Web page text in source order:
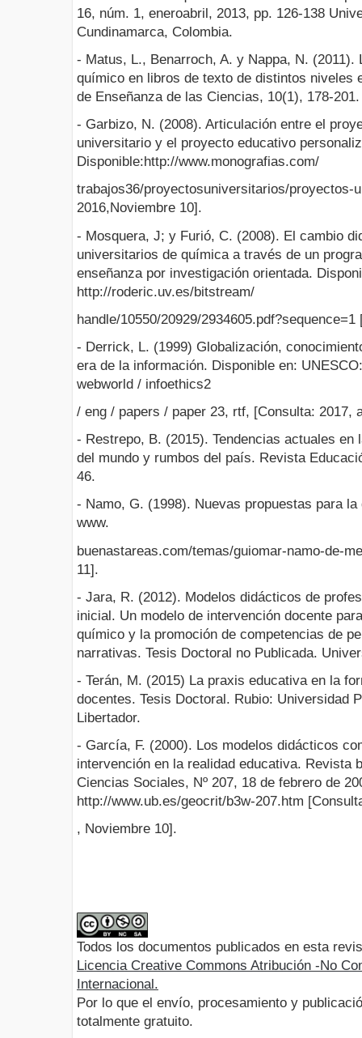
16, núm. 1, eneroabril, 2013, pp. 126-138
Cundinamarca, Colombia.
- Matus, L., Benarroch, A. y Nappa, N. (2011).
químico en libros de texto de distintos niveles
de Enseñanza de las Ciencias, 10(1), 178-201.
- Garbizo, N. (2008). Articulación entre el
universitario y el proyecto educativo
Disponible:http://www.monografias.com/
trabajos36/proyectosuniversitarios/proyectos-
2016,Noviembre 10].
- Mosquera, J; y Furió, C. (2008). El cambio
universitarios de química a través de un
enseñanza por investigación orientada.
http://roderic.uv.es/bitstream/
handle/10550/20929/
- Derrick, L. (1999) Globalización,
era de la información. Disponible en:
webworld / infoethics2
/ eng / papers / paper 23, rtf, [Consulta: 2017,
- Restrepo, B. (2015). Tendencias actuales en
del mundo y rumbos del país. Revista
46.
- Namo, G. (1998). Nuevas propuestas para
www.
buenastareas.com/temas/guiomar-namo-de-
11].
- Jara, R. (2012). Modelos didácticos de
inicial. Un modelo de intervención docente
químico y la promoción de competencias de
narrativas. Tesis Doctoral no Publicada.
- Terán, M. (2015) La praxis educativa en la
docentes. Tesis Doctoral. Rubio: Universidad
Libertador.
- García, F. (2000). Los modelos didácticos
intervención en la realidad educativa. Revista
Ciencias Sociales, Nº 207, 18 de febrero de
http://www.ub.es/geocrit/b3w-207.htm
, Noviembre 10].
Todos los documentos publicados en esta
Licencia Creative Commons Atribución -No
Internacional.
Por lo que el envío, procesamiento y
totalmente gratuito.